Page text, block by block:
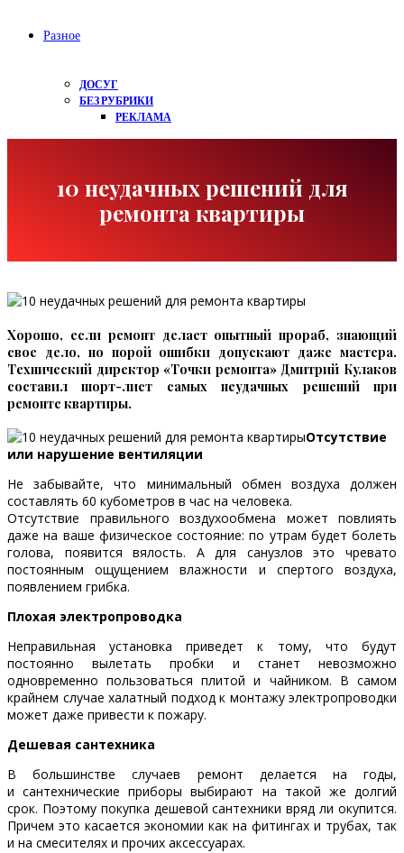
Разное
ДОСУГ
БЕЗ РУБРИКИ
РЕКЛАМА
10 неудачных решений для
ремонта квартиры
Хорошо, если ремонт делает опытный прораб, знающий
свое дело, но порой ошибки допускают даже мастера.
Технический директор «Точки ремонта» Дмитрий Кулаков
составил шорт-лист самых неудачных решений при
ремонте квартиры.
Отсутствие
или нарушение вентиляции
Не забывайте, что минимальный обмен воздуха должен
составлять 60 кубометров в час на человека.
Отсутствие правильного воздухообмена может повлиять
даже на ваше физическое состояние: по утрам будет болеть
голова, появится вялость. А для санузлов это чревато
постоянным ощущением влажности и спертого воздуха,
появлением грибка.
Плохая электропроводка
Неправильная установка приведет к тому, что будут
постоянно вылетать пробки и станет невозможно
одновременно пользоваться плитой и чайником. В самом
крайнем случае халатный подход к монтажу электропроводки
может даже привести к пожару.
Дешевая сантехника
В большинстве случаев ремонт делается на годы,
и сантехнические приборы выбирают на такой же долгий
срок. Поэтому покупка дешевой сантехники вряд ли окупится.
Причем это касается экономии как на фитингах и трубах, так
и на смесителях и прочих аксессуарах.